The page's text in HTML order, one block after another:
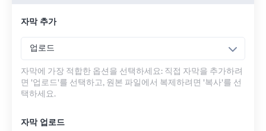
자막 추가
업로드
자막에 가장 적합한 옵션을 선택하세요: 직접 자막을 추가하려
면 '업로드'를 선택하고, 원본 파일에서 복제하려면 '복사'를 선
택하세요.
자막 업로드